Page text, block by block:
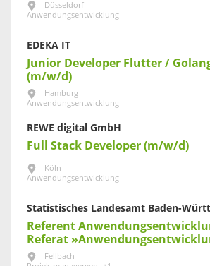
Düsseldorf
Anwendungsentwicklung
EDEKA IT
Junior Developer Flutter /
(m/w/d)
Hamburg
Anwendungsentwicklung
REWE digital GmbH
Full Stack Developer (m/w/d)
Köln
Anwendungsentwicklung
Statistisches Landesamt Baden-
Referent
Referat
Fellbach